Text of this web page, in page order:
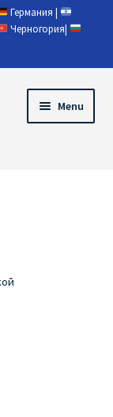
Германия |
Черногория|
Menu